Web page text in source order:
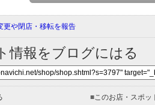
更や閉店・移転を報告
情報をブログにはる
■このお店・スポッ